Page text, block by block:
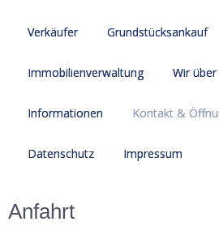
Verkäufer Grundstücksankauf
Immobilienverwaltung Wir über
Informationen Kontakt &
Datenschutz Impressum
Anfahrt